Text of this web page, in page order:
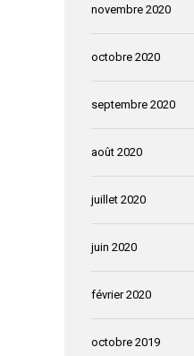
novembre 2020
octobre 2020
septembre 2020
août 2020
juillet 2020
juin 2020
février 2020
octobre 2019